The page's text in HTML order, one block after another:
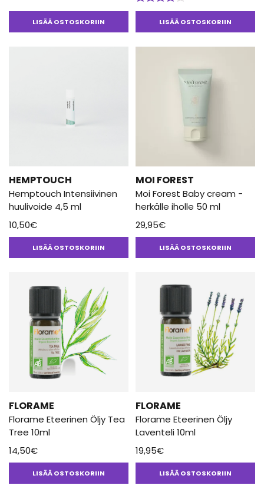
LISÄÄ OSTOSKORIIN
Arvostelu
tuotteesta:LISÄÄ OSTOSKORIIN
HEMPTOUCH
Hemptouch Intensiivinen
huulivoide 4,5 ml
10,50€
LISÄÄ OSTOSKORIIN
MOI FOREST
Moi Forest Baby cream -
herkälle iholle 50 ml
29,95€
LISÄÄ OSTOSKORIIN
FLORAME
Florame Eteerinen Öljy Tea
Tree 10ml
14,50€
LISÄÄ OSTOSKORIIN
FLORAME
Florame Eteerinen Öljy
Laventeli 10ml
19,95€
LISÄÄ OSTOSKORIIN